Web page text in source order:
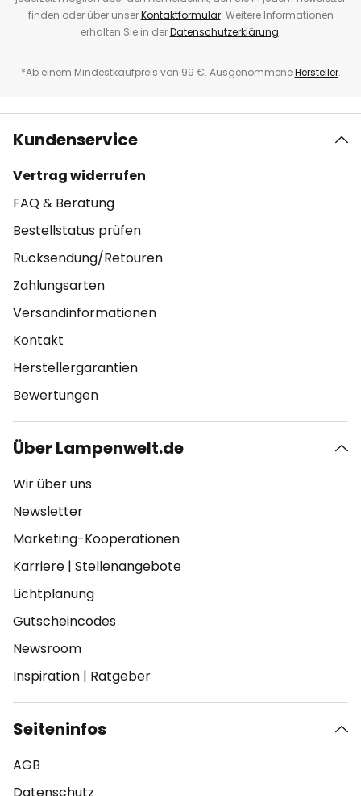
finden oder über unserKontaktformular. Weitere Informationen
erhalten Sie in derDatenschutzerklärung.
*Ab einem Mindestkaufpreis von 99 €. AusgenommeneHersteller.
Kundenservice
Vertrag widerrufen
FAQ & Beratung
Bestellstatus prüfen
Rücksendung/Retouren
Zahlungsarten
Versandinformationen
Kontakt
Herstellergarantien
Bewertungen
Über Lampenwelt.de
Wir über uns
Newsletter
Marketing-Kooperationen
Karriere | Stellenangebote
Lichtplanung
Gutscheincodes
Newsroom
Inspiration | Ratgeber
Seiteninfos
AGB